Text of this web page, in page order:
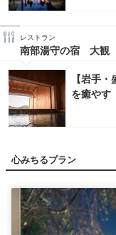
レストラン
南部湯守の宿 大観
【岩手
を癒やす
心みちるプラン